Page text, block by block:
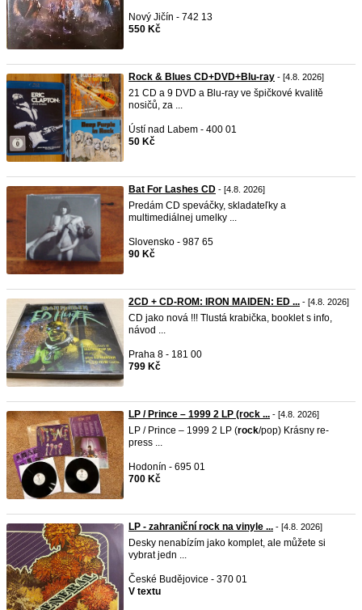
Nový Jičín - 742 13
550 Kč
Rock & Blues CD+DVD+Blu-ray - [4.8. 2026]
21 CD a 9 DVD a Blu-ray ve špičkové kvalitě
nosičů, za ...
Ústí nad Labem - 400 01
50 Kč
Bat For Lashes CD - [4.8. 2026]
Predám CD speváčky, skladateľky a
multimediálnej umelky ...
Slovensko - 987 65
90 Kč
2CD + CD-ROM: IRON MAIDEN: ED ... - [4.8. 2026]
CD jako nová !!! Tlustá krabička, booklet s info,
návod ...
Praha 8 - 181 00
799 Kč
LP / Prince – 1999 2 LP (rock ... - [4.8. 2026]
LP / Prince – 1999 2 LP (rock/pop) Krásny re-
press ...
Hodonín - 695 01
700 Kč
LP - zahraniční rock na vinyle ... - [4.8. 2026]
Desky nenabízím jako komplet, ale můžete si
vybrat jedn ...
České Budějovice - 370 01
V textu